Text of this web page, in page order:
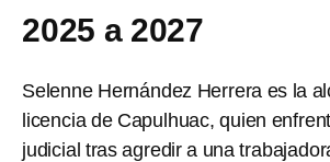
2025 a 2027
Selenne Hernández Herrera es la
licencia de Capulhuac, quien
judicial tras agredir a una